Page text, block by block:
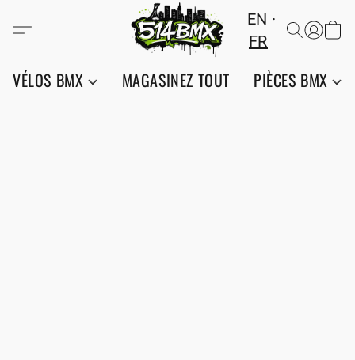
EN
FR
VÉLOS BMX MAGASINEZ TOUT PIÈCES BMX